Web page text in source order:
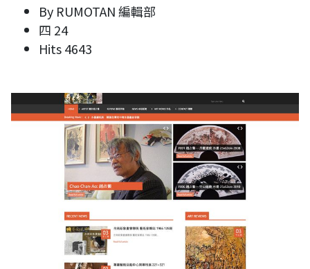
By RUMOTAN 編輯部
四 24
Hits4643